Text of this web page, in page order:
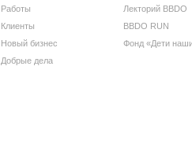
Работы
Клиенты
Новый бизнес
Добрые дела
Лекторий BBDO
BBDO RUN
Фонд «Дети